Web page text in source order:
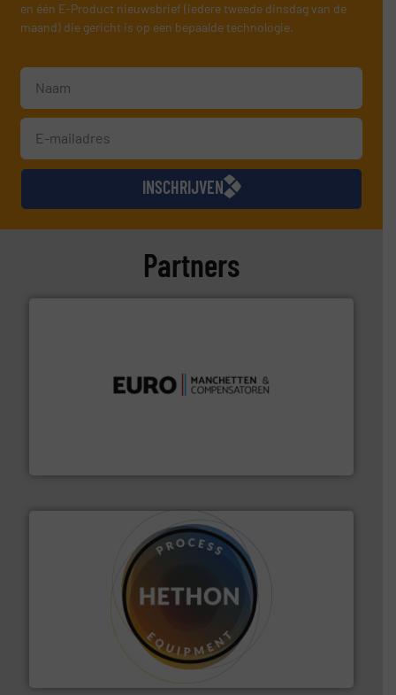
en één E-Product nieuwsbrief (iedere tweede dinsdag van de
maand) die gericht is op een bepaalde technologie.
INSCHRIJVEN
Partners
HETHON is wereldwijd specialist in poeder- en
vloeistofdosering, met name bij lastig te verwerken
Meer info ➜